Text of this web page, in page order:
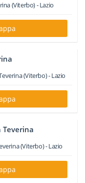
(Viterbo) -Lazio
(Viterbo) -Lazio
Teverina
(Viterbo) -Lazio